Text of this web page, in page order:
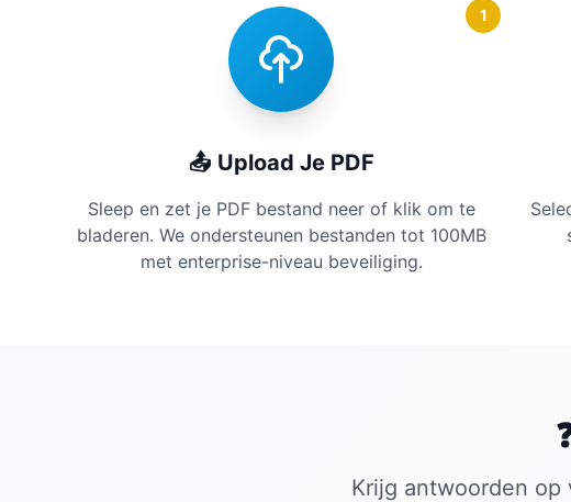
1
📤 Upload Je PDF
Sleep en zet je PDF bestand neer of klik om te
bladeren. We ondersteunen bestanden tot 100MB
met enterprise-niveau beveiliging.
Krijg antwoorden op